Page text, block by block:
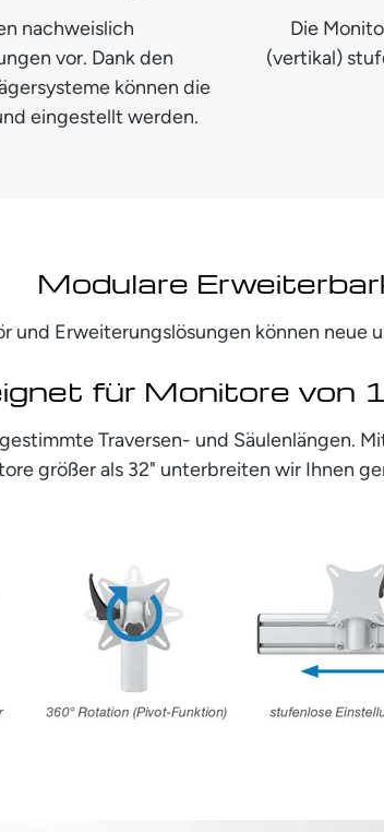
nachweislich
vor. Dank den
können die
eingestellt werden.
Die
(vertikal)
Modulare
und Erweiterungslösungen können
für Monitore von
Traversen- und Säulenlängen.
größer als 32" unterbreiten wir Ihnen